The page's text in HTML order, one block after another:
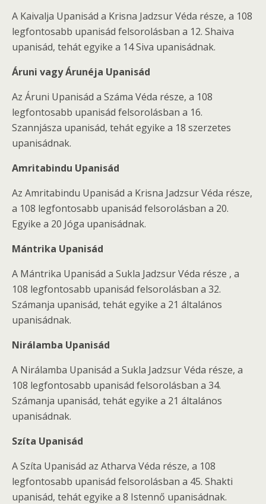
A Kaivalja Upanisád a Krisna Jadzsur Véda része, a 108
legfontosabb upanisád felsorolásban a 12. Shaiva
upanisád, tehát egyike a 14 Siva upanisádnak.
Áruni vagy Árunéja Upanisád
Az Áruni Upanisád a Száma Véda része, a 108
legfontosabb upanisád felsorolásban a 16.
Szannjásza upanisád, tehát egyike a 18 szerzetes
upanisádnak.
Amritabindu Upanisád
Az Amritabindu Upanisád a Krisna Jadzsur Véda része,
a 108 legfontosabb upanisád felsorolásban a 20.
Egyike a 20 Jóga upanisádnak.
Mántrika Upanisád
A Mántrika Upanisád a Sukla Jadzsur Véda része , a
108 legfontosabb upanisád felsorolásban a 32.
Számanja upanisád, tehát egyike a 21 általános
upanisádnak.
Nirálamba Upanisád
A Nirálamba Upanisád a Sukla Jadzsur Véda része, a
108 legfontosabb upanisád felsorolásban a 34.
Számanja upanisád, tehát egyike a 21 általános
upanisádnak.
Szíta Upanisád
A Szíta Upanisád az Atharva Véda része, a 108
legfontosabb upanisád felsorolásban a 45. Shakti
upanisád, tehát egyike a 8 Istennő upanisádnak.